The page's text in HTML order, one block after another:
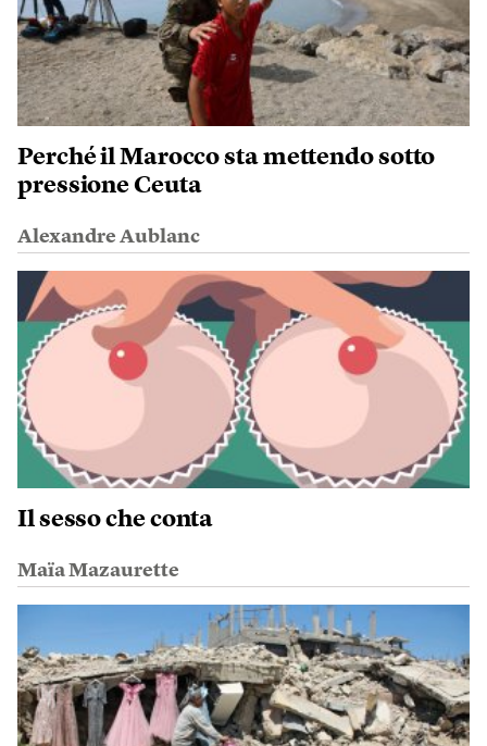
Perché il Marocco sta mettendo sotto
pressione Ceuta
Alexandre Aublanc
Il sesso che conta
Maïa Mazaurette